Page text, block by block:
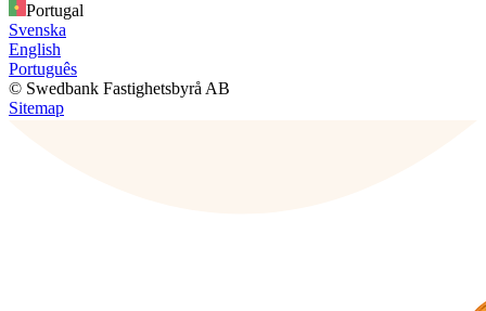
Portugal
Svenska
English
Português
© Swedbank Fastighetsbyrå AB
Sitemap